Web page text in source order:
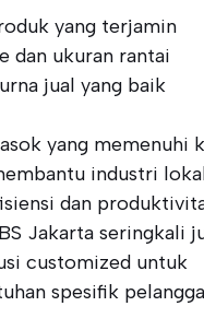
yang terjamin
dan ukuran rantai
jual yang baik
yang memenuhi
industri
dan
Jakarta seringkali
customized untuk
spesifik